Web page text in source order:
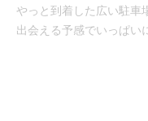
やっと到着した広い駐車
出会える予感でいっぱい